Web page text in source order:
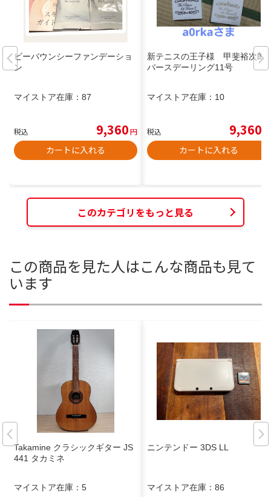
ビーバウンシーファンデーショ
ン
マイストア在庫： 87
税込 9,360円
カートに入れる
新テニスの王子様 甲斐裕次郎
バースデーリング11号
マイストア在庫： 10
税込 9,360
カートに入れる
このカテゴリをもっと見る
この商品を見た人はこんな商品も見て
います
Takamine クラシックギター JS
441 タカミネ
マイストア在庫： 5
ニンテンドー 3DS LL
マイストア在庫： 86